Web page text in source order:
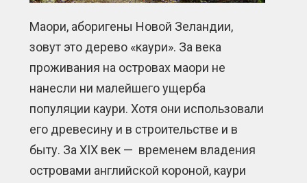
Маори, аборигены Новой Зеландии,
зовут это дерево «каури». За века
проживания на островах маори не
нанесли ни малейшего ущерба
популяции каури. Хотя они использовали
его древесину и в строительстве и в
быту. За XIX век — временем владения
островами английской короной, каури